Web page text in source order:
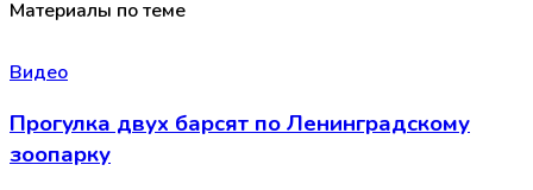
Материалы по теме
Видео
Прогулка двух барсят по Ленинградскому
зоопарку